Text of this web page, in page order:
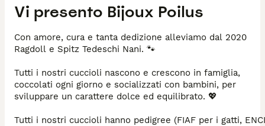
Vi presento Bijoux Poilus
Con amore, cura e tanta dedizione alleviamo dal 2020
Ragdoll e Spitz Tedeschi Nani. 🐾
Tutti i nostri cuccioli nascono e crescono in famiglia,
coccolati ogni giorno e socializzati con bambini, per
sviluppare un carattere dolce ed equilibrato. 💖
Tutti i nostri cuccioli hanno pedigree (FIAF per i gatti, ENCI